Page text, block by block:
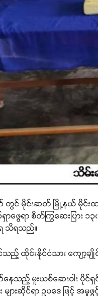
တွင် မိုင်းဆတ် မြို့နယ် မိုင်းထ
ဖွေရာ စိတ်ကြွဆေးပြား ၁
သိရသည်။
သည့် ထိုင်းနိုင်ငံသား ကျော့ခ
ည့် မူးယစ်ဆေးဝါး ပိုင်ရှင်
း များဆိုင်ရာ ဥပဒေ ဖြင့်